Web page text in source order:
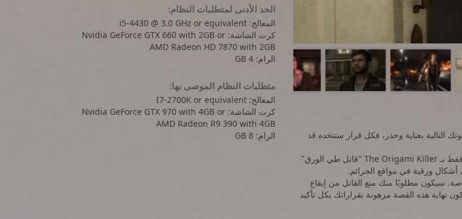
التالية بعناية وحذر، فكل قرار ستتخده قد
ستقضي أربعة أيام من الغموض والتشويق حيث الصيد هذه المرة هو قاتل معروف فقط بـ The Origami Killer "قاتل طي الورق"
ورقية في مواقع الجرائم.
سيكون مطلوبًا منك منع القاتل من إيقاع
هذه القصة مرهونة بقراراتك بكل تأكيد
الحد الأدنى لمتطلبات النظام:
المعالج: i5-4430 @ 3.0 GHz or equivalent
كرت الشاشة: Nvidia GeForce GTX 660 with 2GB or
AMD Radeon HD 7870 with 2GB
الرام: 4 GB
متطلبات النظام الموصى بها:
المعالج: I7-2700K or equivalent
كرت الشاشة: Nvidia GeForce GTX 970 with 4GB or
AMD Radeon R9 390 with 4GB
الرام: 8 GB